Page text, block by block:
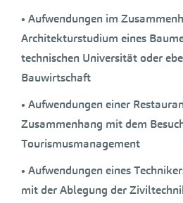
• Aufwendungen im
Architekturstudium eines
technischen Universität oder
Bauwirtschaft
• Aufwendungen einer
Zusammenhang mit dem
Tourismusmanagement
• Aufwendungen eines
mit der Ablegung der